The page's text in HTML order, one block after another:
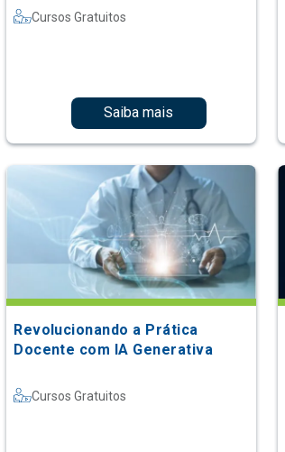
Cursos Gratuitos
Saiba mais
Revolucionando a Prática
Docente com IA Generativa
Cursos Gratuitos